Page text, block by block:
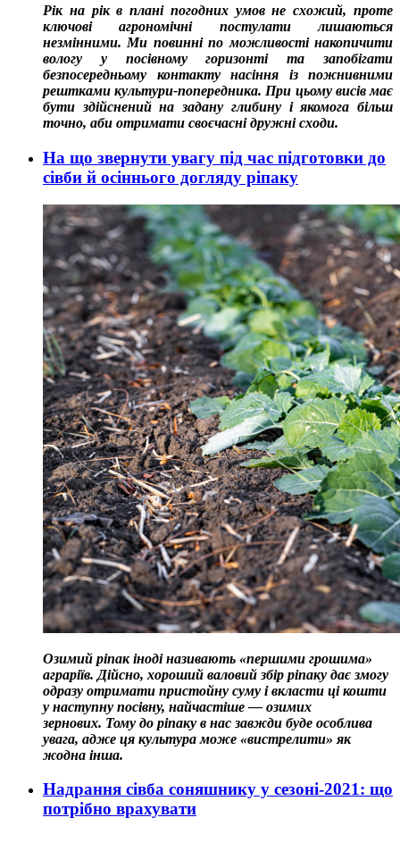
Рік на рік в плані погодних умов не схожий, проте
ключові агрономічні постулати лишаються
незмінними. Ми повинні по можливості накопичити
вологу у посівному горизонті та запобігати
безпосередньому контакту насіння із пожнивними
рештками культури-попередника. При цьому висів має
бути здійснений на задану глибину і якомога більш
точно, аби отримати своєчасні дружні сходи.
На що звернути увагу під час підготовки до
сівби й осіннього догляду ріпаку
Озимий ріпак іноді називають «першими грошима»
аграріїв. Дійсно, хороший валовий збір ріпаку дає змогу
одразу отримати пристойну суму і вкласти ці кошти
у наступну посівну, найчастіше — озимих
зернових. Тому до ріпаку в нас завжди буде особлива
увага, адже ця культура може «вистрелити» як
жодна інша.
Надрання сівба соняшнику у сезоні-2021: що
потрібно врахувати